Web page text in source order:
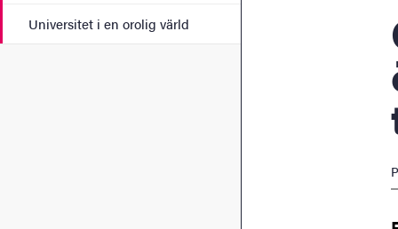
Universitet i en orolig värld